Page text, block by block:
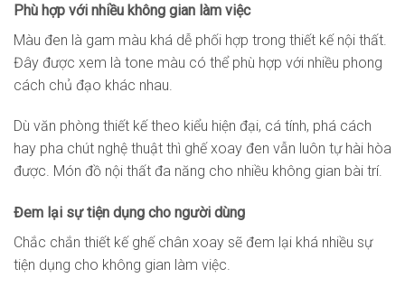
Phù hợp với nhiều không gian làm việc
Màu đen là gam màu khá dễ phối hợp trong thiết kế nội thất.
Đây được xem là tone màu có thể phù hợp với nhiều phong
cách chủ đạo khác nhau.
Dù văn phòng thiết kế theo kiểu hiện đại, cá tính, phá cách
hay pha chút nghệ thuật thì ghế xoay đen vẫn luôn tự hài hòa
được. Món đồ nội thất đa năng cho nhiều không gian bài trí.
Đem lại sự tiện dụng cho người dùng
Chắc chắn thiết kế ghế chân xoay sẽ đem lại khá nhiều sự
tiện dụng cho không gian làm việc.